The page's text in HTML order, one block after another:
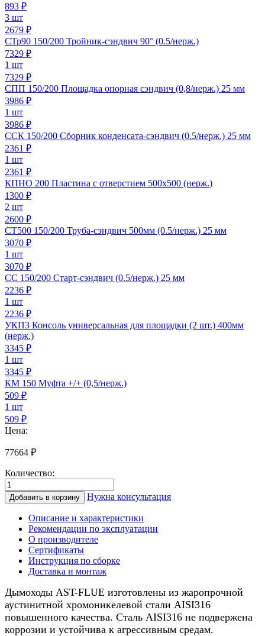
893 ₽
3 шт
2679 ₽
СТр90 150/200 Тройник-сэндвич 90° (0.5/нерж.)
7329 ₽
1 шт
7329 ₽
СПП 150/200 Площадка опорная сэндвич (0,8/нерж.) 25 мм
3986 ₽
1 шт
3986 ₽
ССК 150/200 Сборник конденсата-сэндвич (0.5/нерж.) 25 мм
2361 ₽
1 шт
2361 ₽
КПНО 200 Пластина с отверстием 500х500 (нерж.)
1300 ₽
2 шт
2600 ₽
СТ500 150/200 Труба-сэндвич 500мм (0.5/нерж.) 25 мм
3070 ₽
1 шт
3070 ₽
СС 150/200 Старт-сэндвич (0.5/нерж.) 25 мм
2236 ₽
1 шт
2236 ₽
УКП3 Консоль универсальная для площадки (2 шт.) 400мм
(нерж.)
3345 ₽
1 шт
3345 ₽
КМ 150 Муфта +/+ (0,5/нерж.)
509 ₽
1 шт
509 ₽
Цена:
77664 ₽
Количество:
Количество
товара
Дымоход
котла
нерж.,
150/200мм,
Добавить в корзину Нужна консультация
Описание и характеристики
Рекомендации по эксплуатации
О производителе
Сертификаты
Инструкция по сборке
Доставка и монтаж
Дымоходы AST-FLUE изготовлены из жаропрочной
аустинитной хромоникелевой стали AISI316
повышенного качества. Сталь AISI316 не подвержена
коррозии и устойчива к агрессивным средам.